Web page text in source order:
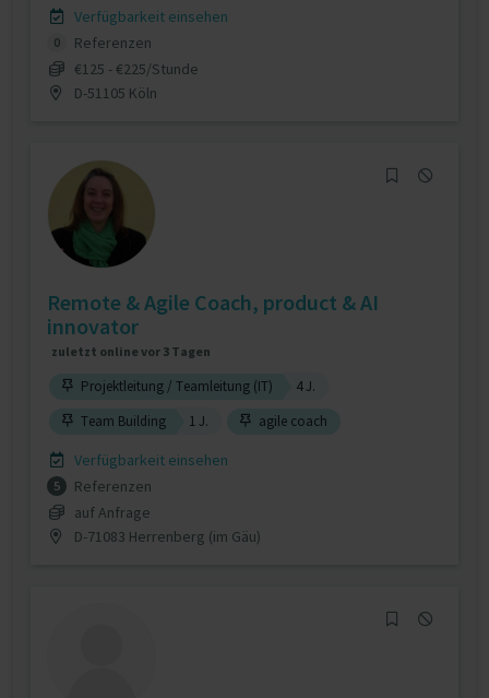
Verfügbarkeit einsehen
0
Referenzen
€125 - €225/Stunde
D-51105 Köln
Remote & Agile Coach, product & AI
innovator
zuletzt online vor 3 Tagen
Projektleitung / Teamleitung (IT)
4 J.
Team Building
1 J. agile coach
Verfügbarkeit einsehen
5
Referenzen
auf Anfrage
D-71083 Herrenberg (im Gäu)